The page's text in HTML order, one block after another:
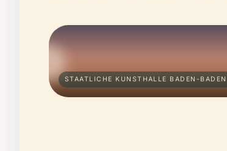
STAATLICHE KUNSTHALLE BADEN-